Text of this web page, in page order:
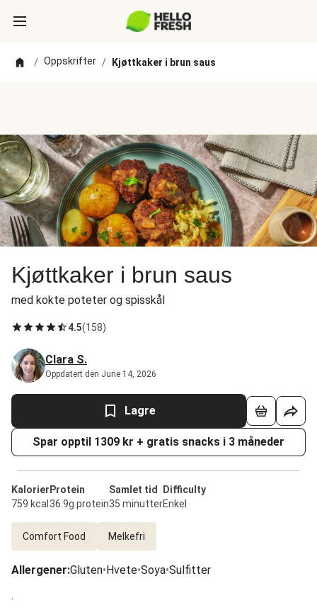
/ Oppskrifter / Kjøttkaker i brun saus
Kjøttkaker i brun saus
med kokte poteter og spisskål
4.5(158)
Clara S.
Oppdatert den June 14, 2026
Lagre
Spar opptil 1309 kr + gratis snacks i 3 måneder
Kalorier
759 kcal
Protein
36.9g protein
Samlet tid
35 minutter
Difficulty
Enkel
Comfort Food Melkefri
Allergener:Gluten•Hvete•Soya•Sulfitter
.